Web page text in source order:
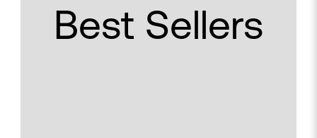
Best Sellers